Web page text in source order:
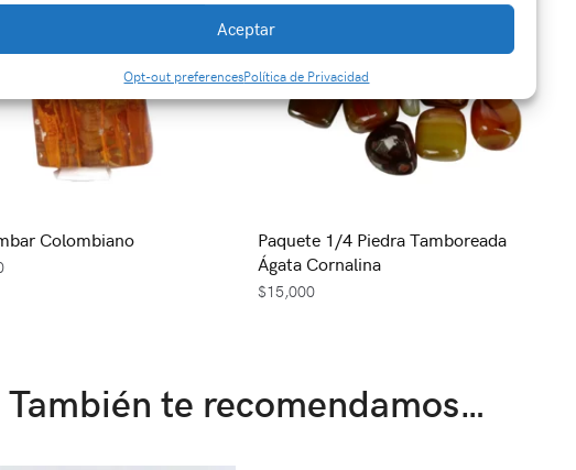
Aceptar
Opt-out preferencesPolítica de Privacidad
Colombiano
Paquete 1/4 Piedra Tamboreada
Ágata Cornalina
$15,000
También te recomendamos…